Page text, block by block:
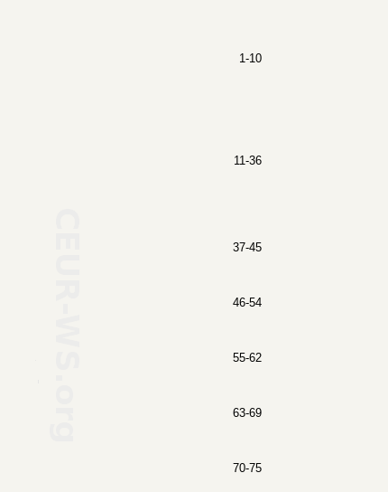
1-10
11-36
37-45
46-54
55-62
63-69
70-75